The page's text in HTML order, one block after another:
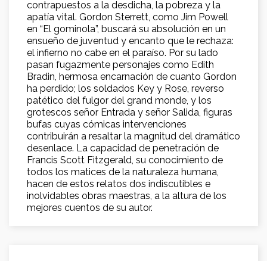
contrapuestos a la desdicha, la pobreza y la
apatía vital. Gordon Sterrett, como Jim Powell
en “El gominola”, buscará su absolución en un
ensueño de juventud y encanto que le rechaza:
el infierno no cabe en el paraíso. Por su lado
pasan fugazmente personajes como Edith
Bradin, hermosa encarnación de cuanto Gordon
ha perdido; los soldados Key y Rose, reverso
patético del fulgor del grand monde, y los
grotescos señor Entrada y señor Salida, figuras
bufas cuyas cómicas intervenciones
contribuirán a resaltar la magnitud del dramático
desenlace. La capacidad de penetración de
Francis Scott Fitzgerald, su conocimiento de
todos los matices de la naturaleza humana,
hacen de estos relatos dos indiscutibles e
inolvidables obras maestras, a la altura de los
mejores cuentos de su autor.